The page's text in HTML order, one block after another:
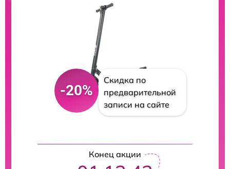
-20%
Скидка по
предварительной
записи на сайте
Конец акции